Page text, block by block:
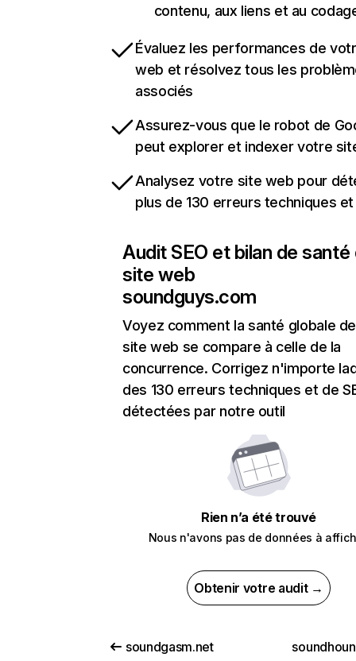
contenu, aux liens et au
Évaluez les performances de
web et résolvez tous les
associés
Assurez-vous que le robot de
peut explorer et indexer votre
Analysez votre site web pour
plus de 130 erreurs techniques et
Audit SEO et bilan de santé
site web
soundguys.com
Voyez comment la santé globale
site web se compare à celle de la
concurrence. Corrigez n'importe
des 130 erreurs techniques et de
détectées par notre outil
Rien n’a été trouvé
Nous n'avons pas de données à
Obtenir votre audit →
soundgasm.net